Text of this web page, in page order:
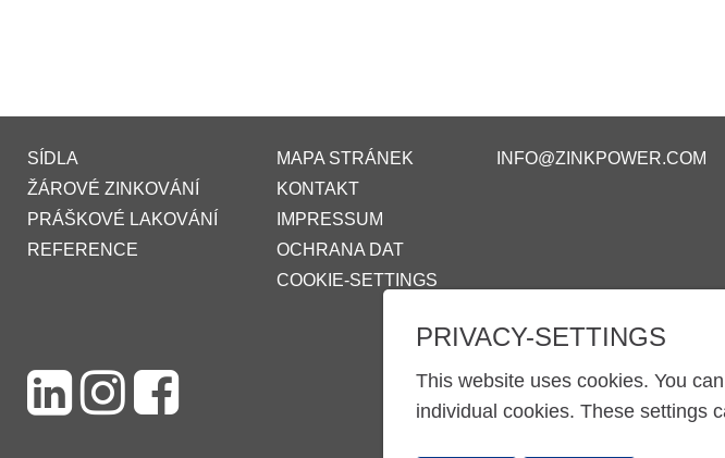
SÍDLA
ŽÁROVÉ ZINKOVÁNÍ
PRÁŠKOVÉ LAKOVÁNÍ
REFERENCE
MAPA STRÁNEK
KONTAKT
IMPRESSUM
OCHRANA DAT
COOKIE-SETTINGS
INFO@ZINKPOWER.COM
PRIVACY-SETTINGS
This website uses cookies. You
individual cookies. These settings